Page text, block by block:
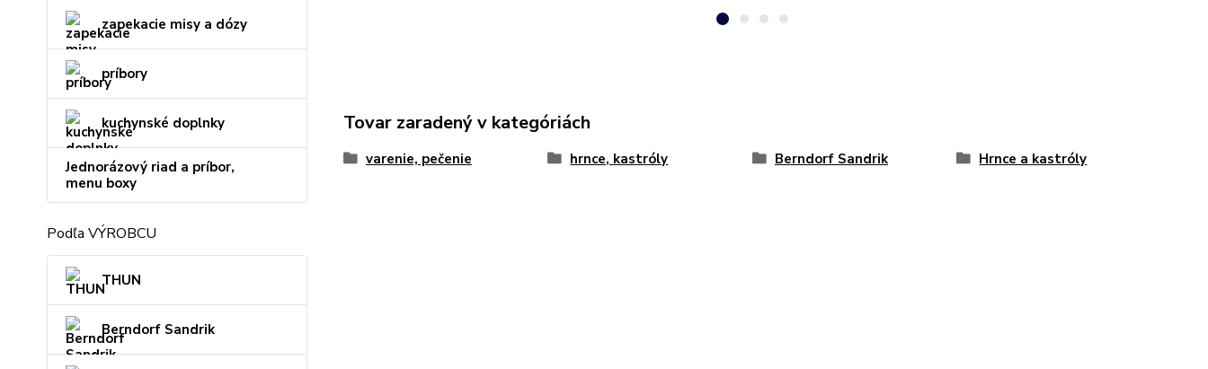
zapekacie misy a dózy
príbory
kuchynské doplnky
Jednorázový riad a príbor,
menu boxy
Podľa VÝROBCU
THUN
Berndorf Sandrik
Tovar zaradený v kategóriách
varenie, pečenie hrnce, kastróly Berndorf Sandrik Hrnce a kastróly